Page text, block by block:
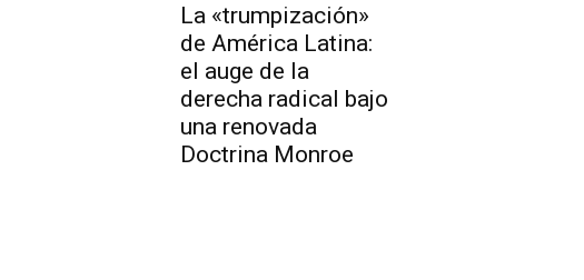
La «trumpización»
de América Latina:
el auge de la
derecha radical bajo
una renovada
Doctrina Monroe